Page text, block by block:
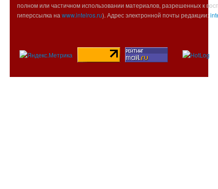
полном или частичном использовании материалов, разрешенных к
гиперссылка на www.intelros.ru). Адрес электронной почты редакции: